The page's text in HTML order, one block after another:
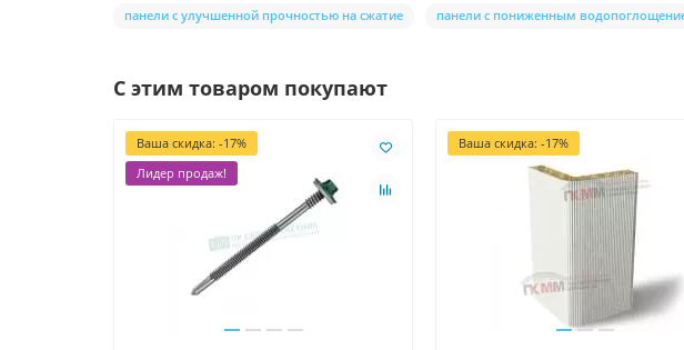
панели с улучшенной прочностью на сжатие панели с пониженным
С этим товаром покупают
Ваша скидка: -17%
Лидер продаж!
Ваша скидка: -17%